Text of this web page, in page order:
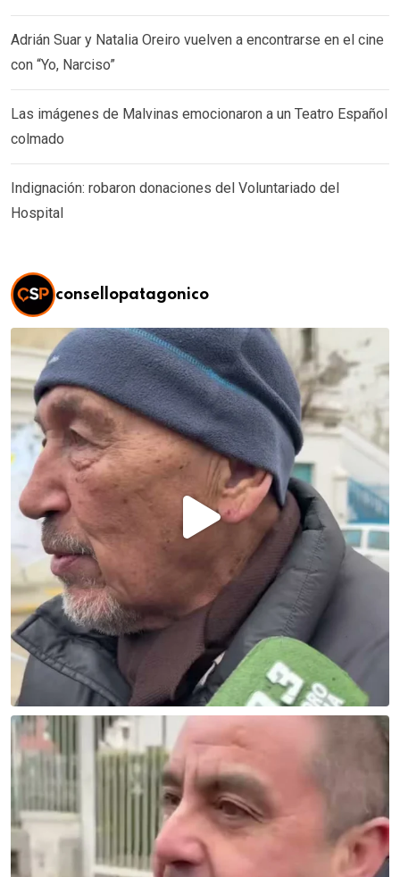
Adrián Suar y Natalia Oreiro vuelven a encontrarse en el cine
con “Yo, Narciso”
Las imágenes de Malvinas emocionaron a un Teatro Español
colmado
Indignación: robaron donaciones del Voluntariado del
Hospital
consellopatagonico